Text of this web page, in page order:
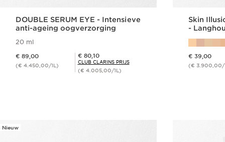
DOUBLE SERUM EYE - Intensieve
anti-ageing oogverzorging
20 ml
€ 89,00
(€ 4.450,00/1L)
Club Clarins Prijs € 80,10
€ 80,10
CLUB CLARINS PRIJS
(€ 4.005,00/1L)
Skin
-
€ 39,00
(€ 3.900,00/
Nieuw